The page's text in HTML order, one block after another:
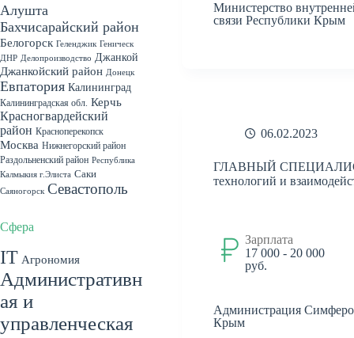
Министерство
связи Республики Крым
06.02.2023
ГЛАВНЫЙ СПЕЦИАЛИСТ
технологий и
Зарплата
17 000 - 20 000
руб.
Администрация
Крым
Алушта
Бахчисарайский район
Белогорск Геленджик Геническ
ДНР Делопроизводство Джанкой
Джанкойский район Донецк
Евпатория Калининград
Калининградская обл. Керчь
Красногвардейский
район Красноперекопск
Москва Нижнегорский район
Раздольненский район Республика
Калмыкия г.Элиста Саки
Саяногорск Севастополь
Симферополь
Симферопольский
район
Херсонская обл. пгт. Чаплынка
Херсонская область
Гурзуф пгт. Красногвардейское
Сфера
IT Агрономия
Административн
ая и
управленческая